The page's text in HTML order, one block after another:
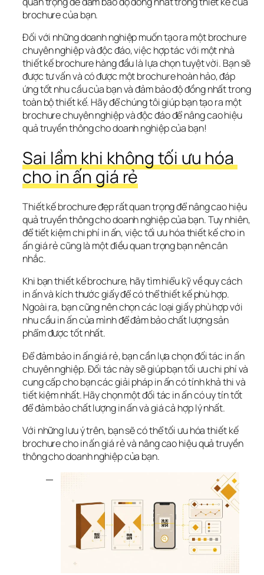
brochure của bạn.
Đối với những doanh nghiệp muốn tạo ra một brochure
chuyên nghiệp và độc đáo, việc hợp tác với một nhà
thiết kế brochure hàng đầu là lựa chọn tuyệt vời. Bạn sẽ
được tư vấn và có được một brochure hoàn hảo, đáp
ứng tốt nhu cầu của bạn và đảm bảo độ đồng nhất trong
toàn bộ thiết kế. Hãy để chúng tôi giúp bạn tạo ra một
brochure chuyên nghiệp và độc đáo để nâng cao hiệu
quả truyền thông cho doanh nghiệp của bạn!
Sai lầm khi không tối ưu hóa
cho in ấn giá rẻ
Thiết kế brochure đẹp rất quan trọng để nâng cao hiệu
quả truyền thông cho doanh nghiệp của bạn. Tuy nhiên,
để tiết kiệm chi phí in ấn, việc tối ưu hóa thiết kế cho in
ấn giá rẻ cũng là một điều quan trọng bạn nên cân
nhắc.
Khi bạn thiết kế brochure, hãy tìm hiểu kỹ về quy cách
in ấn và kích thước giấy để có thể thiết kế phù hợp.
Ngoài ra, bạn cũng nên chọn các loại giấy phù hợp với
nhu cầu in ấn của mình để đảm bảo chất lượng sản
phẩm được tốt nhất.
Để đảm bảo in ấn giá rẻ, bạn cần lựa chọn đối tác in ấn
chuyên nghiệp. Đối tác này sẽ giúp bạn tối ưu chi phí và
cung cấp cho bạn các giải pháp in ấn có tính khả thi và
tiết kiệm nhất. Hãy chọn một đối tác in ấn có uy tín tốt
để đảm bảo chất lượng in ấn và giá cả hợp lý nhất.
Với những lưu ý trên, bạn sẽ có thể tối ưu hóa thiết kế
brochure cho in ấn giá rẻ và nâng cao hiệu quả truyền
thông cho doanh nghiệp của bạn.